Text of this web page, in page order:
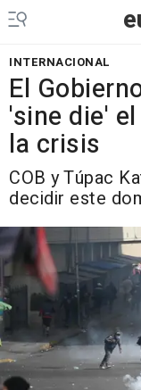
INTERNACIONAL
El
'sine die'
la crisis
COB y Túpac
decidir este